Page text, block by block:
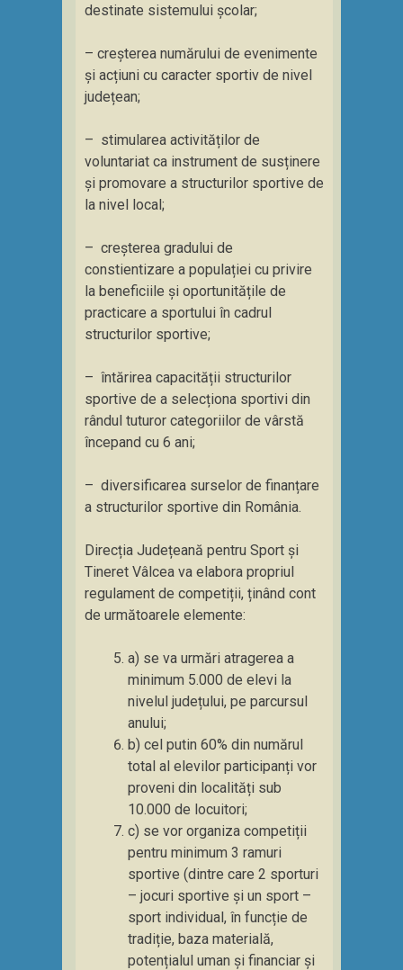
destinate sistemului școlar;
– creșterea numărului de evenimente
și acțiuni cu caracter sportiv de nivel
județean;
– stimularea activităților de
voluntariat ca instrument de susținere
și promovare a structurilor sportive de
la nivel local;
– creșterea gradului de
constientizare a populației cu privire
la beneficiile și oportunitățile de
practicare a sportului în cadrul
structurilor sportive;
– întărirea capacității structurilor
sportive de a selecționa sportivi din
rândul tuturor categoriilor de vârstă
începand cu 6 ani;
– diversificarea surselor de finanțare
a structurilor sportive din România.
Direcția Județeană pentru Sport și
Tineret Vâlcea va elabora propriul
regulament de competiții, ținând cont
de următoarele elemente:
a) se va urmări atragerea a
minimum 5.000 de elevi la
nivelul județului, pe parcursul
anului;
b) cel putin 60% din numărul
total al elevilor participanți vor
proveni din localități sub
10.000 de locuitori;
c) se vor organiza competiții
pentru minimum 3 ramuri
sportive (dintre care 2 sporturi
– jocuri sportive și un sport –
sport individual, în funcție de
tradiție, baza materială,
potențialul uman și financiar și